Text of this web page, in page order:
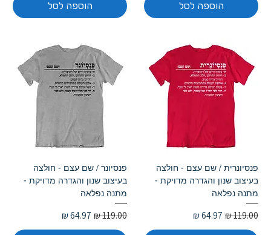
הוספה לסל הוספה לסל
פנסיונרית / שם עצם - חולצה
בעיצוב שנון והגדרה מדויקת -
מתנה נפלאה
מחיר רגיל מחיר מבצע
פנסיונר / שם עצם - חולצה
בעיצוב שנון והגדרה מדויקת -
מתנה נפלאה
מחיר רגיל מחיר מבצע